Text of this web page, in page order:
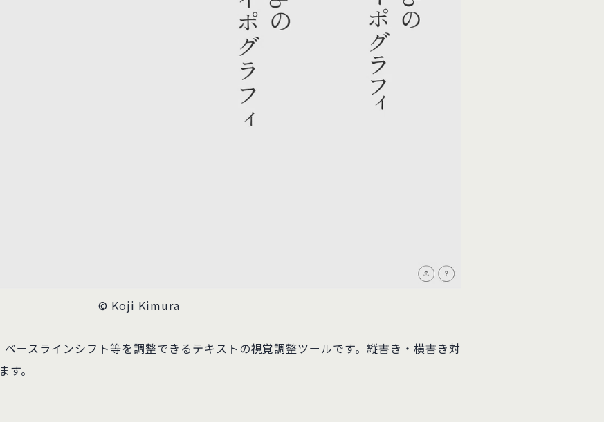
© Koji Kimura
ースラインシフト等を調整できるテキストの視覚調整ツールです。縦書き・横書き対
。